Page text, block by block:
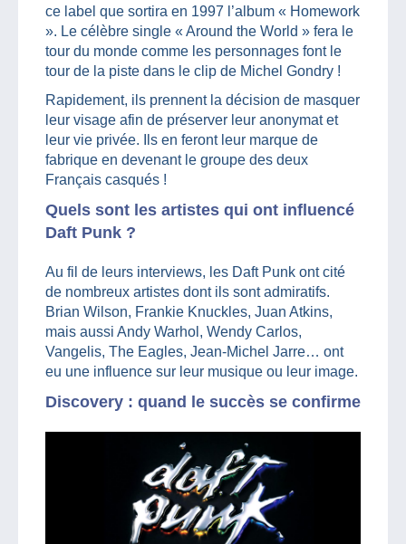
ce label que sortira en 1997 l’album « Homework
». Le célèbre single « Around the World » fera le
tour du monde comme les personnages font le
tour de la piste dans le clip de Michel Gondry !
Rapidement, ils prennent la décision de masquer
leur visage afin de préserver leur anonymat et
leur vie privée. Ils en feront leur marque de
fabrique en devenant le groupe des deux
Français casqués !
Quels sont les artistes qui ont influencé
Daft Punk ?
Au fil de leurs interviews, les Daft Punk ont cité
de nombreux artistes dont ils sont admiratifs.
Brian Wilson, Frankie Knuckles, Juan Atkins,
mais aussi Andy Warhol, Wendy Carlos,
Vangelis, The Eagles, Jean-Michel Jarre… ont
eu une influence sur leur musique ou leur image.
Discovery : quand le succès se confirme